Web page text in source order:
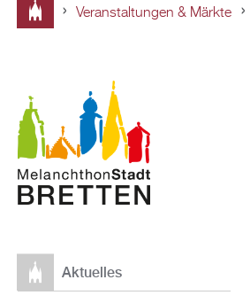
hier
Veranstaltungen & Märkte
Aktuelles